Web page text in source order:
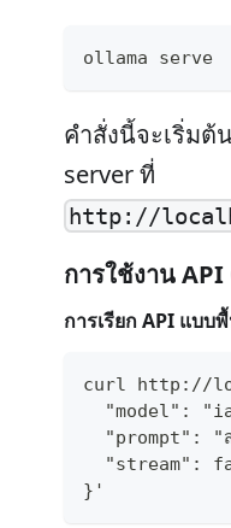
ollama serve
คำสั่งนี้จะเริ่มต้
server ที่
http://
การใช้งาน
การเรียก API แบบ
curl http://
"model":
"prompt": "
"stream":
}'